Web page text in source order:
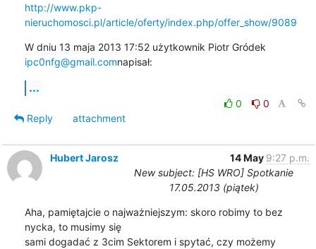
http://www.pkp-
nieruchomosci.pl/article/oferty/index.php/offer_show/9089
ipc0nfg@gmail.comnapisał:
...
0
0
Reply
attachment
Hubert Jarosz 14 May 9:27 p.m.
New subject: [HS WRO] Spotkanie
17.05.2013 (piątek)
Aha, pamiętajcie o najważniejszym: skoro robimy to bez
nycka, to musimy się
sami dogadać z 3cim Sektorem i spytać, czy możemy